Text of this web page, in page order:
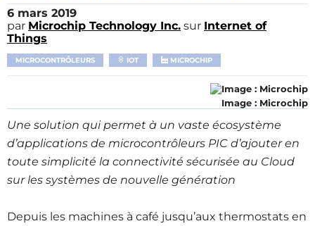
6 mars 2019
par Microchip Technology Inc. sur Internet of
Things
MICROCONTRÔLEURS IOT MICROCHIP
Image : Microchip
Une solution qui permet à un vaste écosystème
d’applications de microcontrôleurs PIC d’ajouter en
toute simplicité la connectivité sécurisée au Cloud
sur les systèmes de nouvelle génération
Depuis les machines à café jusqu’aux thermostats en